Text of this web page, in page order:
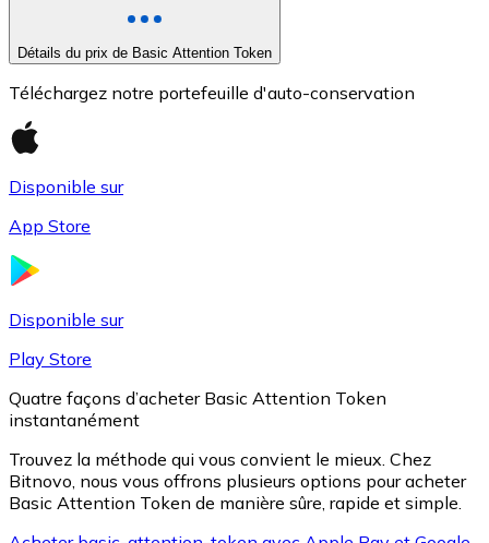
Détails du prix de Basic Attention Token
Téléchargez notre portefeuille d'auto-conservation
Disponible sur
App Store
Disponible sur
Play Store
Quatre façons d’acheter Basic Attention Token
instantanément
Trouvez la méthode qui vous convient le mieux. Chez
Bitnovo, nous vous offrons plusieurs options pour acheter
Basic Attention Token de manière sûre, rapide et simple.